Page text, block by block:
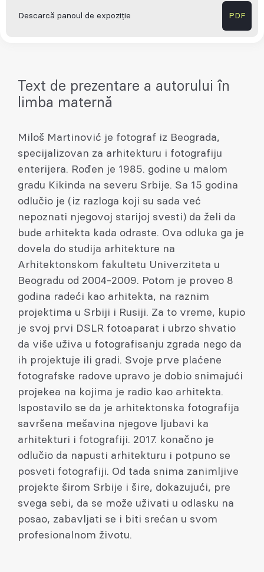
Descarcă panoul de expoziție PDF
Text de prezentare a autorului în
limba maternă
Miloš Martinović je fotograf iz Beograda,
specijalizovan za arhitekturu i fotografiju
enterijera. Rođen je 1985. godine u malom
gradu Kikinda na severu Srbije. Sa 15 godina
odlučio je (iz razloga koji su sada već
nepoznati njegovoj starijoj svesti) da želi da
bude arhitekta kada odraste. Ova odluka ga je
dovela do studija arhitekture na
Arhitektonskom fakultetu Univerziteta u
Beogradu od 2004-2009. Potom je proveo 8
godina radeći kao arhitekta, na raznim
projektima u Srbiji i Rusiji. Za to vreme, kupio
je svoj prvi DSLR fotoaparat i ubrzo shvatio
da više uživa u fotografisanju zgrada nego da
ih projektuje ili gradi. Svoje prve plaćene
fotografske radove upravo je dobio snimajući
projekea na kojima je radio kao arhitekta.
Ispostavilo se da je arhitektonska fotografija
savršena mešavina njegove ljubavi ka
arhitekturi i fotografiji. 2017. konačno je
odlučio da napusti arhitekturu i potpuno se
posveti fotografiji. Od tada snima zanimljive
projekte širom Srbije i šire, dokazujući, pre
svega sebi, da se može uživati u odlasku na
posao, zabavljati se i biti srećan u svom
profesionalnom životu.